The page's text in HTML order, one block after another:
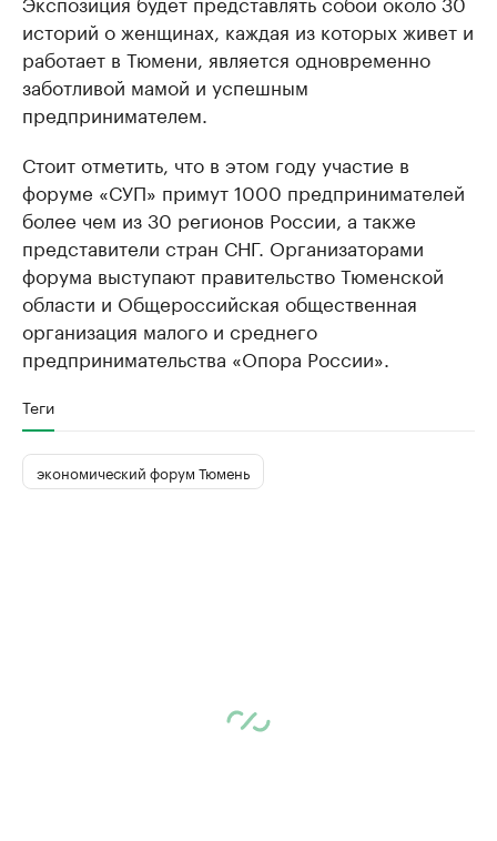
историй о женщинах, каждая из которых живет и
работает в Тюмени, является одновременно
заботливой мамой и успешным
предпринимателем.
Стоит отметить, что в этом году участие в
форуме «СУП» примут 1000 предпринимателей
более чем из 30 регионов России, а также
представители стран СНГ. Организаторами
форума выступают правительство Тюменской
области и Общероссийская общественная
организация малого и среднего
предпринимательства «Опора России».
Теги
экономический форум Тюмень